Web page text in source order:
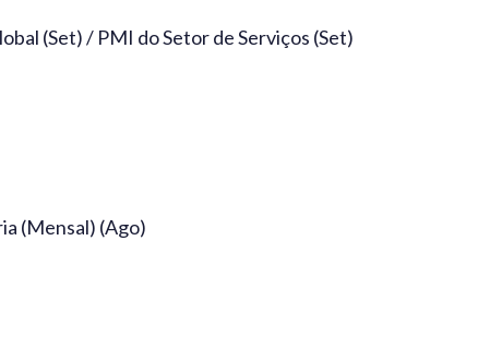
(Set) / PMI do Setor de Serviços (Set)
(Mensal) (Ago)